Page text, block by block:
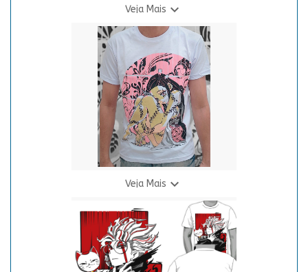
Veja Mais 
Camiseta Cubo - Neon
R$ 69,90
3 X R$ 24,94
Veja Mais 
Camiseta D.S. - Nezuko Branca
R$ 69,90
3 X R$ 24,94